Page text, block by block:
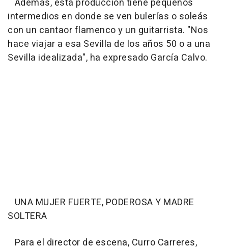
Además, esta producción tiene pequeños
intermedios en donde se ven bulerías o soleás
con un cantaor flamenco y un guitarrista. "Nos
hace viajar a esa Sevilla de los años 50 o a una
Sevilla idealizada", ha expresado García Calvo.
UNA MUJER FUERTE, PODEROSA Y MADRE
SOLTERA
Para el director de escena, Curro Carreres,